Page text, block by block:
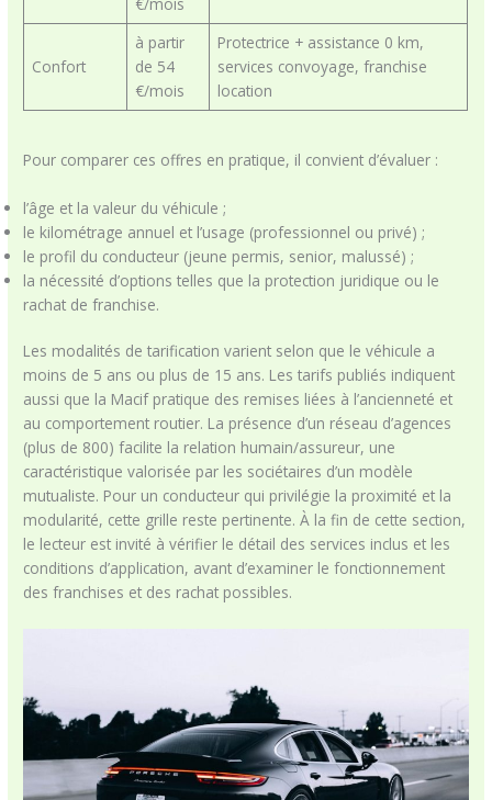
Confort
à partir
de 54
€/mois
Protectrice + assistance 0 km,
services convoyage, franchise
location
Pour comparer ces offres en pratique, il convient d’évaluer :
l’âge et la valeur du véhicule ;
le kilométrage annuel et l’usage (professionnel ou privé) ;
le profil du conducteur (jeune permis, senior, malussé) ;
la nécessité d’options telles que la protection juridique ou le
rachat de franchise.
Les modalités de tarification varient selon que le véhicule a
moins de 5 ans ou plus de 15 ans. Les tarifs publiés indiquent
aussi que la Macif pratique des remises liées à l’ancienneté et
au comportement routier. La présence d’un réseau d’agences
(plus de 800) facilite la relation humain/assureur, une
caractéristique valorisée par les sociétaires d’un modèle
mutualiste. Pour un conducteur qui privilégie la proximité et la
modularité, cette grille reste pertinente. À la fin de cette section,
le lecteur est invité à vérifier le détail des services inclus et les
conditions d’application, avant d’examiner le fonctionnement
des franchises et des rachat possibles.